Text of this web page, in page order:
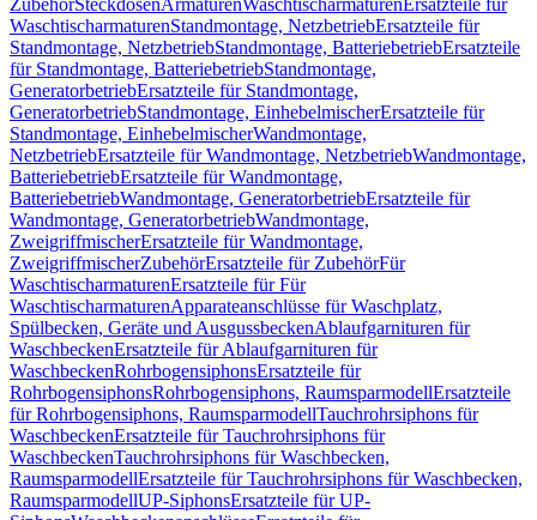
ZubehörSteckdosenArmaturenWaschtischarmaturen Ersatzteile für
WaschtischarmaturenStandmontage, NetzbetriebErsatzteile für
Standmontage, NetzbetriebStandmontage, BatteriebetriebErsatzteile
für Standmontage, BatteriebetriebStandmontage,
GeneratorbetriebErsatzteile für Standmontage,
GeneratorbetriebStandmontage, EinhebelmischerErsatzteile für
Standmontage, EinhebelmischerWandmontage,
NetzbetriebErsatzteile für Wandmontage, NetzbetriebWandmontage,
BatteriebetriebErsatzteile für Wandmontage,
BatteriebetriebWandmontage, GeneratorbetriebErsatzteile für
Wandmontage, GeneratorbetriebWandmontage,
ZweigriffmischerErsatzteile für Wandmontage,
ZweigriffmischerZubehörErsatzteile für ZubehörFür
WaschtischarmaturenErsatzteile für Für
WaschtischarmaturenApparateanschlüsse für Waschplatz,
Spülbecken, Geräte und AusgussbeckenAblaufgarnituren für
WaschbeckenErsatzteile für Ablaufgarnituren für
WaschbeckenRohrbogensiphonsErsatzteile für
RohrbogensiphonsRohrbogensiphons, RaumsparmodellErsatzteile
für Rohrbogensiphons, RaumsparmodellTauchrohrsiphons für
WaschbeckenErsatzteile für Tauchrohrsiphons für
WaschbeckenTauchrohrsiphons für Waschbecken,
RaumsparmodellErsatzteile für Tauchrohrsiphons für Waschbecken,
RaumsparmodellUP-SiphonsErsatzteile für UP-